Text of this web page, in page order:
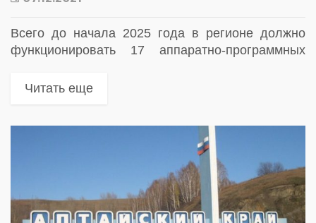
Всего до начала 2025 года в регионе должно
функционировать 17 аппаратно-программных
параметров транспортных средств
Читать еще